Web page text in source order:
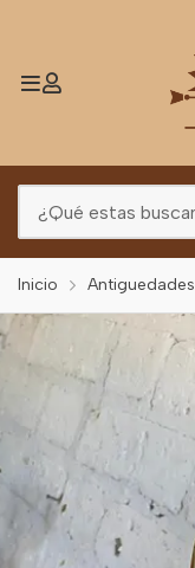
Inicio Antiguedades